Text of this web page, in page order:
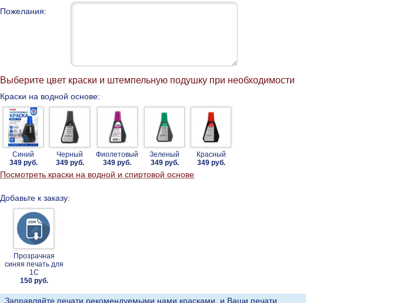
Пожелания:
Выберите цвет краски и штемпельную подушку при необходимости
Краски на водной основе:
Синий
349 руб.
Черный
349 руб.
Фиолетовый
349 руб.
Зеленый
349 руб.
Красный
349 руб.
Посмотреть краски на водной и спиртовой основе
Добавьте к заказу:
Прозрачная
синяя печать для
1С
150 руб.
Заправляйте печати рекомендуемыми нами красками, и Ваши печати